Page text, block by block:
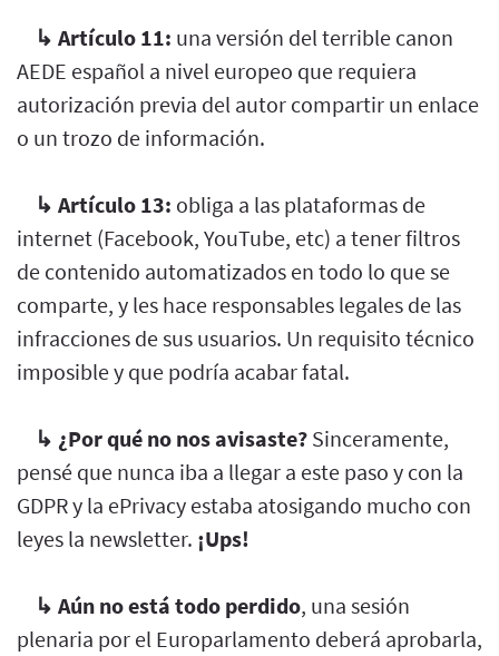
↳ Artículo 11: una versión del terrible canon
AEDE español a nivel europeo que requiera
autorización previa del autor compartir un enlace
o un trozo de información.
↳ Artículo 13: obliga a las plataformas de
internet (Facebook, YouTube, etc) a tener filtros
de contenido automatizados en todo lo que se
comparte, y les hace responsables legales de las
infracciones de sus usuarios. Un requisito técnico
imposible y que podría acabar fatal.
↳ ¿Por qué no nos avisaste? Sinceramente,
pensé que nunca iba a llegar a este paso y con la
GDPR y la ePrivacy estaba atosigando mucho con
leyes la newsletter. ¡Ups!
↳ Aún no está todo perdido, una sesión
plenaria por el Europarlamento deberá aprobarla,